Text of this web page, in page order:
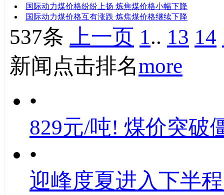
国际动力煤价格纷纷上扬 炼焦煤价格小幅下降
国际动力煤价格互有涨跌 炼焦煤价格继续下降
537条 上一页 1.. 13 14
新闻点击排名more
•
829元/吨! 煤价突破
•
迎峰度夏进入下半